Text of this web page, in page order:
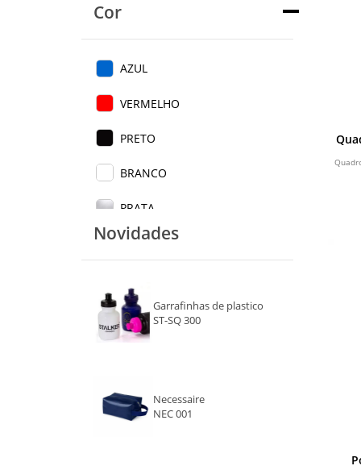
Cor
AZUL
VERMELHO
PRETO
BRANCO
PRATA
INOX
AMARELO
NATURAL
Novidades
Garrafinhas de plastico
ST-SQ 300
Necessaire
NEC 001